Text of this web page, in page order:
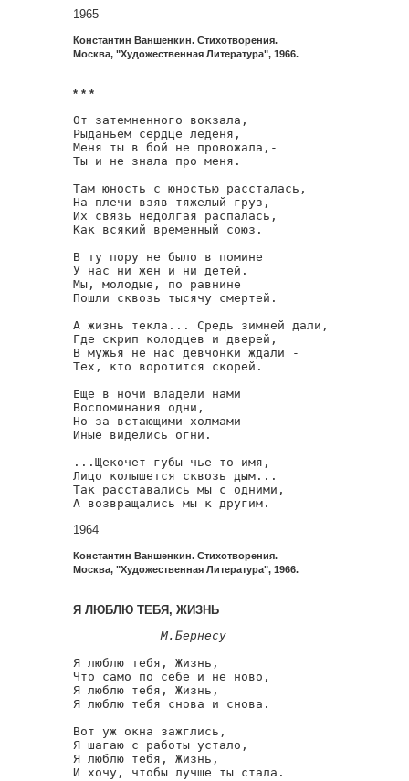
1965
Константин Ваншенкин. Стихотворения.
Москва, "Художественная Литература", 1966.
* * *
От затемненного вокзала,
Рыданьем сердце леденя,
Меня ты в бой не провожала,-
Ты и не знала про меня.
Там юность с юностью рассталась,
На плечи взяв тяжелый груз,-
Их связь недолгая распалась,
Как всякий временный союз.
В ту пору не было в помине
У нас ни жен и ни детей.
Мы, молодые, по равнине
Пошли сквозь тысячу смертей.
А жизнь текла... Средь зимней дали,
Где скрип колодцев и дверей,
В мужья не нас девчонки ждали -
Тех, кто воротится скорей.
Еще в ночи владели нами
Воспоминания одни,
Но за встающими холмами
Иные виделись огни.
...Щекочет губы чье-то имя,
Лицо колышется сквозь дым...
Так расставались мы с одними,
А возвращались мы к другим.
1964
Константин Ваншенкин. Стихотворения.
Москва, "Художественная Литература", 1966.
Я ЛЮБЛЮ ТЕБЯ, ЖИЗНЬ
М.Бернесу
Я люблю тебя, Жизнь,
Что само по себе и не ново,
Я люблю тебя, Жизнь,
Я люблю тебя снова и снова.
Вот уж окна зажглись,
Я шагаю с работы устало,
Я люблю тебя, Жизнь,
И хочу, чтобы лучше ты стала.